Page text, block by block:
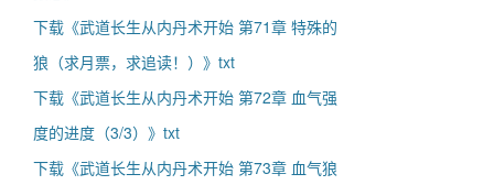
下载《武道长生从内丹术开始 第71章 特殊的
狼（求月票，求追读！）》txt
下载《武道长生从内丹术开始 第72章 血气强
度的进度（3/3）》txt
下载《武道长生从内丹术开始 第73章 血气狼